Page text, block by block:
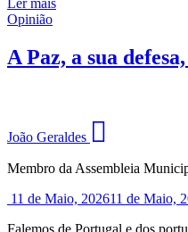
Ler mais
Opinião
A Paz, a sua
João Geraldes
Membro da Assembleia
11 de Maio, 202611 de Maio,
Falemos de Portugal e dos